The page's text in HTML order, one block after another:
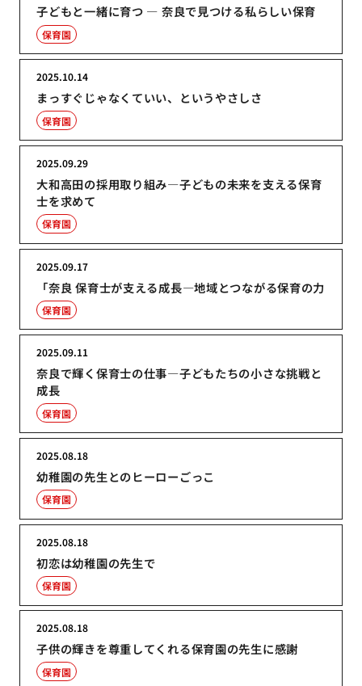
子どもと一緒に育つ ― 奈良で見つける私らしい保育
保育園
まっすぐじゃなくていい、というやさしさ
2025.10.14
保育園
大和高田の採用取り組み―子どもの未来を支える保育
士を求めて
2025.09.29
保育園
「奈良 保育士が支える成長―地域とつながる保育の力
2025.09.17
保育園
奈良で輝く保育士の仕事―子どもたちの小さな挑戦と
成長
2025.09.11
保育園
幼稚園の先生とのヒーローごっこ
2025.08.18
保育園
初恋は幼稚園の先生で
2025.08.18
保育園
子供の輝きを尊重してくれる保育園の先生に感謝
2025.08.18
保育園